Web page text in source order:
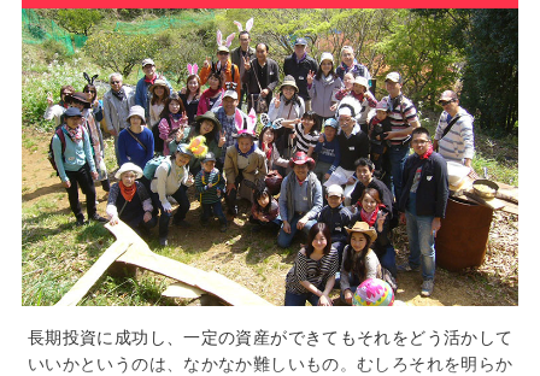
長期投資に成功し、一定の資産ができてもそれをどう活かして
いいかというのは、なかなか難しいもの。むしろそれを明らか